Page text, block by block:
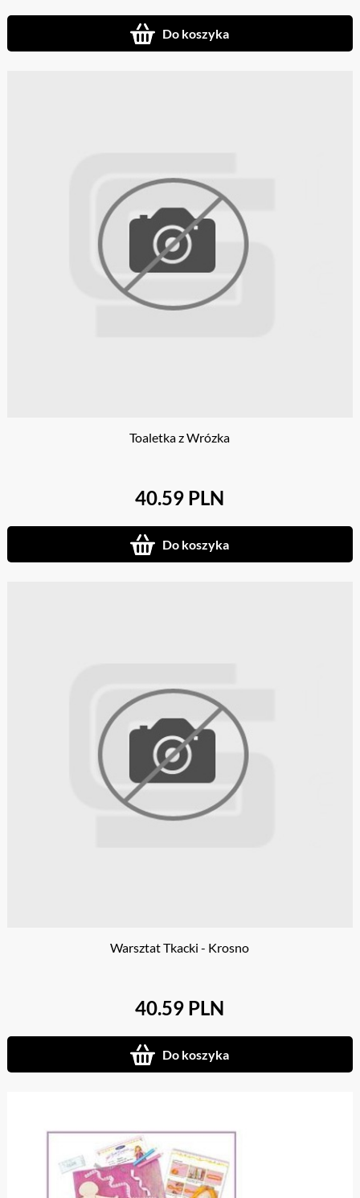
Do koszyka
Toaletka z Wrózka
40.59 PLN
Do koszyka
Warsztat Tkacki - Krosno
40.59 PLN
Do koszyka